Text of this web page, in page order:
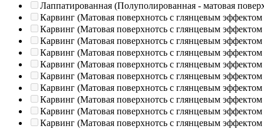
Лаппатированная (Полуполированная - матовая
Карвинг (Матовая поверхнотсь с глянцевым эффектом
Карвинг (Матовая поверхнотсь с глянцевым эффектом
Карвинг (Матовая поверхнотсь с глянцевым эффектом
Карвинг (Матовая поверхнотсь с глянцевым эффектом
Карвинг (Матовая поверхнотсь с глянцевым эффектом
Карвинг (Матовая поверхнотсь с глянцевым эффектом
Карвинг (Матовая поверхнотсь с глянцевым эффектом
Карвинг (Матовая поверхнотсь с глянцевым эффектом
Карвинг (Матовая поверхнотсь с глянцевым эффектом
Карвинг (Матовая поверхнотсь с глянцевым эффектом